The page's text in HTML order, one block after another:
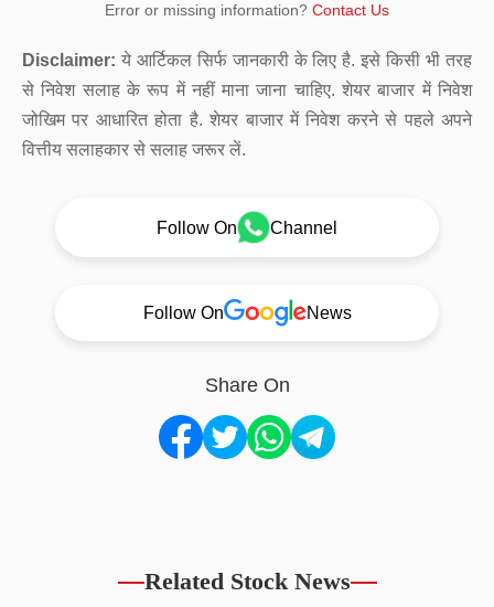
Error or missing information? Contact Us
Disclaimer: ये आर्टिकल सिर्फ जानकारी के लिए है. इसे किसी भी तरह
से निवेश सलाह के रूप में नहीं माना जाना चाहिए. शेयर बाजार में निवेश
जोखिम पर आधारित होता है. शेयर बाजार में निवेश करने से पहले अपने
वित्तीय सलाहकार से सलाह जरूर लें.
Follow On Channel
Follow On News
Share On
Related Stock News